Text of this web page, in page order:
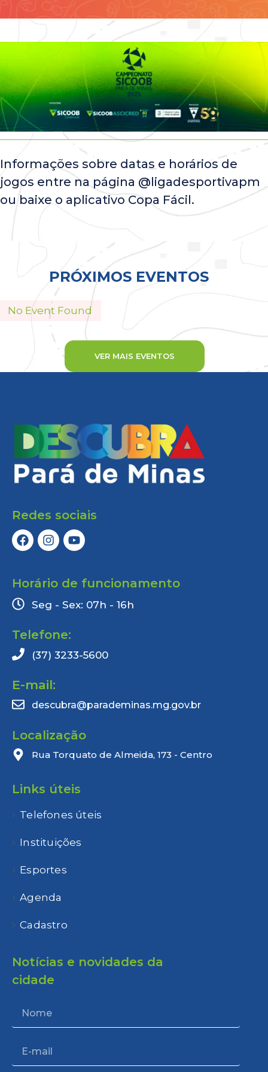
Contato
Informações sobre datas e horários de
jogos entre na página @ligadesportivapm
ou baixe o aplicativo Copa Fácil.
PRÓXIMOS EVENTOS
Todos
No Event Found
VER MAIS EVENTOS
Redes sociais
Horário de funcionamento
Seg - Sex: 07h - 16h
Telefone:
(37) 3233-5600
E-mail:
descubra@parademinas.mg.gov.br
Localização
Rua Torquato de Almeida, 173 - Centro
Links úteis
Telefones úteis
Instituições
Esportes
Agenda
Cadastro
Notícias e novidades da
cidade